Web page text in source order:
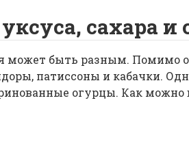
сахара и
может быть разным. Помимо
патиссоны и кабачки.
огурцы. Как можно